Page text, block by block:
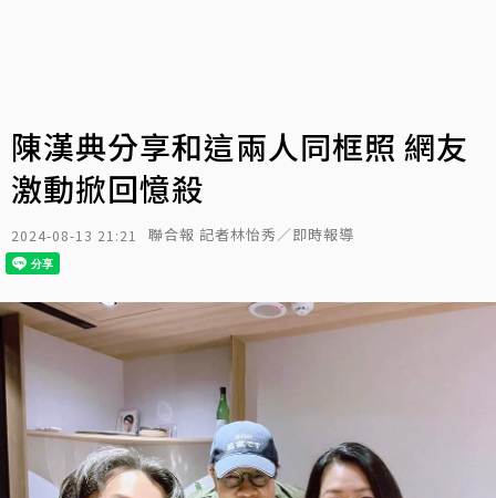
陳漢典分享和這兩人同框照 網友
激動掀回憶殺
2024-08-13 21:21 聯合報 記者林怡秀／即時報導